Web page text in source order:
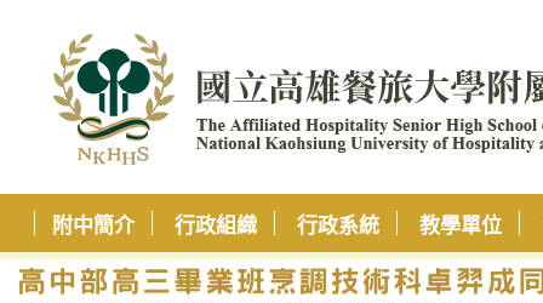
附中簡介 行政組織 行政系統 教學單位